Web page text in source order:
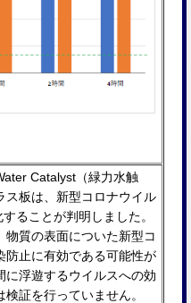
Catalyst（緑⼒⽔触
ス板は、新型コロナウイル
ることが判明しました。
質の表⾯についた新型コ
防⽌に有効である可能性が
に浮遊するウイルスへの効
証を⾏っていません。